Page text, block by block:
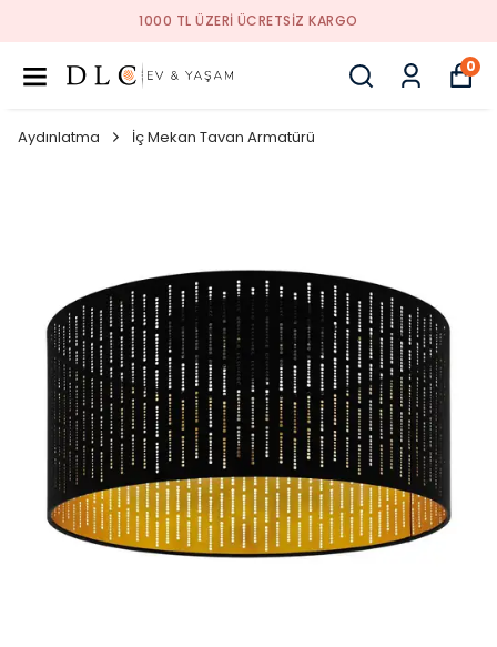
1000 TL ÜZERI ÜCRETSIZ KARGO
0
Aydınlatma İç Mekan Tavan Armatürü